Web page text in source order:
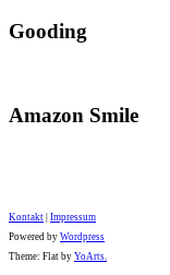
Gooding
Amazon Smile
Kontakt Impressum
Powered by Wordpress
Theme: Flat by YoArts.